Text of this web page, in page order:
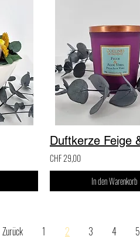
CHF 29,00
In den Warenkorb
Zurück 1 2 3 4 5